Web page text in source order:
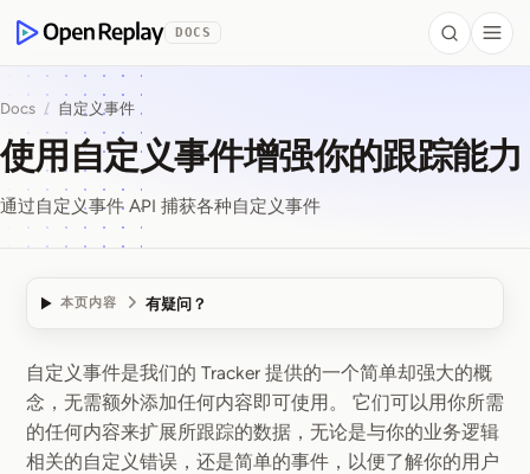
OpenReplay
DOCS Search
Docs / 自定义事件
使用自定义事件增强你的跟踪能力
通过自定义事件 API 捕获各种自定义事件
本页内容 有疑问？
使用自定义事件增强你
自定义事件是我们的 Tracker 提供的一个简单却强大的概
念，无需额外添加任何内容即可使用。 它们可以用你所需
的任何内容来扩展所跟踪的数据，无论是与你的业务逻辑
相关的自定义错误，还是简单的事件，以便了解你的用户